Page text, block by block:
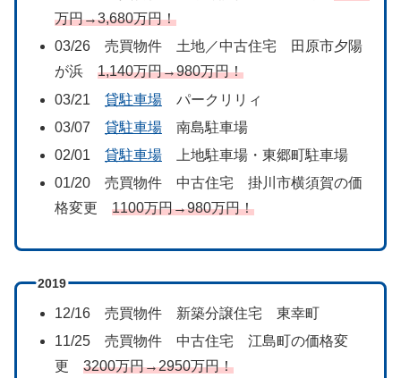
万円→3,680万円！
03/26 売買物件 土地／中古住宅 田原市夕陽
が浜 1,140万円→980万円！
03/21 貸駐車場パークリリィ
03/07 貸駐車場南島駐車場
02/01 貸駐車場上地駐車場・東郷町駐車場
01/20 売買物件 中古住宅 掛川市横須賀の価
格変更 1100万円→980万円！
2019
12/16 売買物件 新築分譲住宅 東幸町
11/25 売買物件 中古住宅 江島町の価格変
更 3200万円→2950万円！